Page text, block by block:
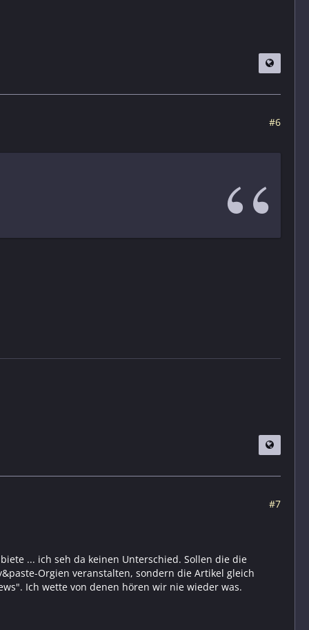
#6
#7
... ich seh da keinen Unterschied. Sollen die die
Orgien veranstalten, sondern die Artikel gleich
Ich wette von denen hören wir nie wieder was.